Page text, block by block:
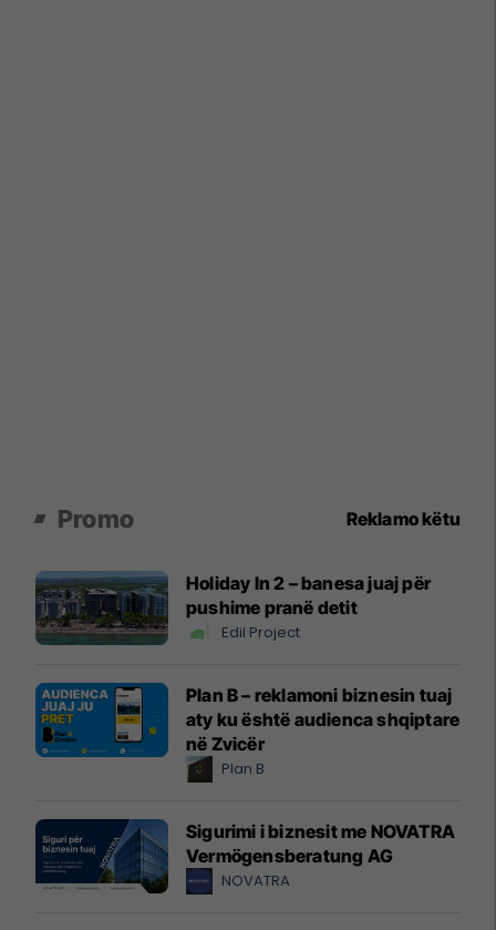
Promo Reklamo këtu
Holiday In 2 – banesa juaj për
pushime pranë detit
Edil Project
Plan B – reklamoni biznesin tuaj
aty ku është audienca shqiptare
në Zvicër
Plan B
Sigurimi i biznesit me NOVATRA
Vermögensberatung AG
NOVATRA